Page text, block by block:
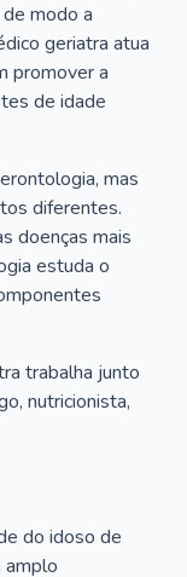
modo a
geriatra atua
promover a
de idade
mas
diferentes.
doenças mais
estuda o
trabalha junto
nutricionista,
do idoso de
amplo